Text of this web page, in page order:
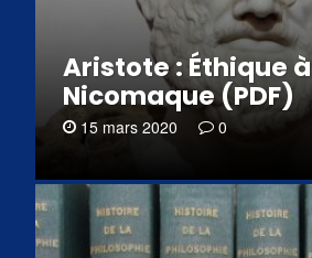
Aristote : Éthique à
Nicomaque (PDF)
15 mars 2020 0